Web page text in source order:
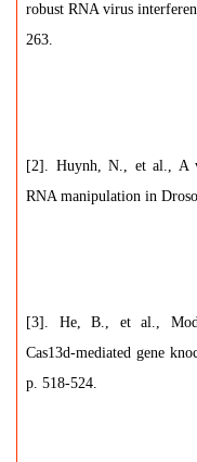
robust RNA virus
263.
[2]. Huynh, N., et al., A
RNA manipulation in
[3]. He, B., et al.,
Cas13d-mediated gene
p. 518-524.